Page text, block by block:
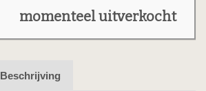
momenteel uitverkocht
Beschrijving